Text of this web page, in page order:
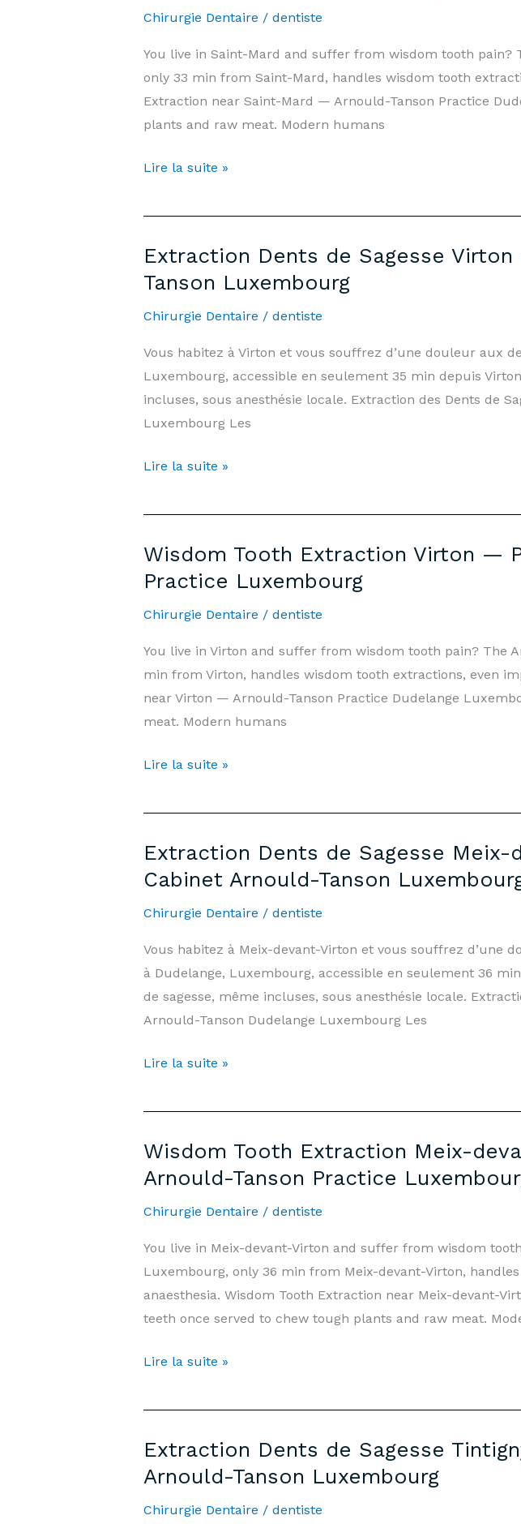
—
&
Informations
|
Cabinet
Tanson
Chirurgie Dentaire / dentiste
You live in Saint-Mard and suffer from wisdom tooth
only 33 min from Saint-Mard, handles wisdom tooth
Extraction near Saint-Mard — Arnould-Tanson Practice
plants and raw meat. Modern humans
Wisdom
Extraction
Mard
Prices
Information
|
Arnould-
Tanson
Luxembourg
Lire la suite »
Extraction Dents de Sagesse
Tanson Luxembourg
Chirurgie Dentaire / dentiste
Vous habitez à Virton et vous souffrez d’une douleur aux
Luxembourg, accessible en seulement 35 min depuis
incluses, sous anesthésie locale. Extraction des Dents de
Luxembourg Les
Extraction
de
Virton
—
Prix
Informations
|
Cabinet
Arnould-
Luxembourg
Lire la suite »
Wisdom Tooth Extraction Virton —
Practice Luxembourg
Chirurgie Dentaire / dentiste
You live in Virton and suffer from wisdom tooth pain? The
min from Virton, handles wisdom tooth extractions, even
near Virton — Arnould-Tanson Practice Dudelange
meat. Modern humans
Wisdom
Extraction
—
Prices
|
Arnould-
Tanson
Practice
Lire la suite »
Extraction Dents de Sagesse
Cabinet Arnould-Tanson
Chirurgie Dentaire / dentiste
Vous habitez à Meix-devant-Virton et vous souffrez d’une
à Dudelange, Luxembourg, accessible en seulement 36
de sagesse, même incluses, sous anesthésie locale.
Arnould-Tanson Dudelange Luxembourg Les
Extraction
de
Meix-
devant-
Virton
Prix
&
Informations
|
Arnould-
Luxembourg
Lire la suite »
Wisdom Tooth Extraction Meix-
Arnould-Tanson Practice
Chirurgie Dentaire / dentiste
You live in Meix-devant-Virton and suffer from wisdom
Luxembourg, only 36 min from Meix-devant-Virton,
anaesthesia. Wisdom Tooth Extraction near Meix-devant-
teeth once served to chew tough plants and raw meat.
Wisdom
Extraction
devant-
Virton
—
Lire la suite »
Extraction Dents de Sagesse
Arnould-Tanson Luxembourg
Chirurgie Dentaire / dentiste